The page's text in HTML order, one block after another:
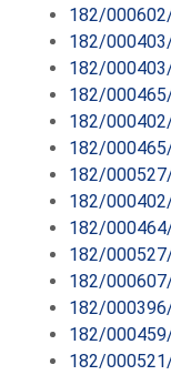
182/
182/
182/
182/
182/
182/
182/
182/
182/
182/
182/
182/
182/
182/